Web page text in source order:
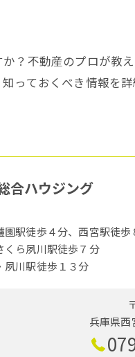
？不動産のプロが教
っておくべき情報を
合ハウジング
園駅徒歩４分、西宮駅徒歩
くら夙川駅徒歩７分
夙川駅徒歩１３分
兵庫県